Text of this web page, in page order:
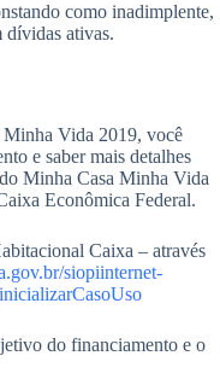
como inadimplente,
dívidas ativas.
Minha Vida 2019, você
e saber mais detalhes
Minha Casa Minha Vida
Econômica Federal.
Caixa – através
siopiinternet-
do financiamento e o